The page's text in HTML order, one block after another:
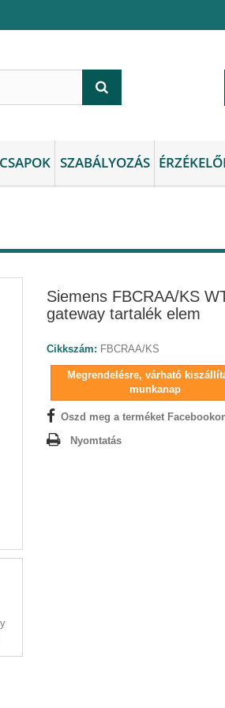
SZABÁLYOZÁS
Siemens FBCRAA/KS
gateway tartalék elem
Cikkszám: FBCRAA/KS
Megrendelésre, várható
munkanap
Oszd meg a terméket
Nyomtatás